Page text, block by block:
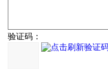
验证码：